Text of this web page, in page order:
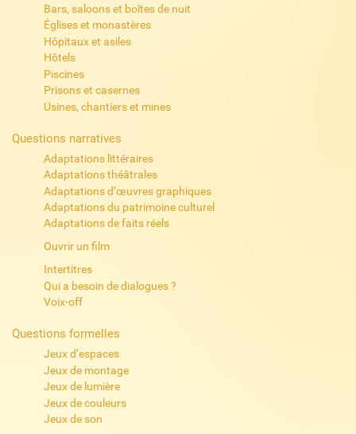
Bars, saloons et boîtes de nuit
Églises et monastères
Hôpitaux et asiles
Hôtels
Piscines
Prisons et casernes
Usines, chantiers et mines
Questions narratives
Adaptations littéraires
Adaptations théâtrales
Adaptations d’œuvres graphiques
Adaptations du patrimoine culturel
Adaptations de faits réels
Ouvrir un film
Intertitres
Qui a besoin de dialogues ?
Voix-off
Questions formelles
Jeux d’espaces
Jeux de montage
Jeux de lumière
Jeux de couleurs
Jeux de son